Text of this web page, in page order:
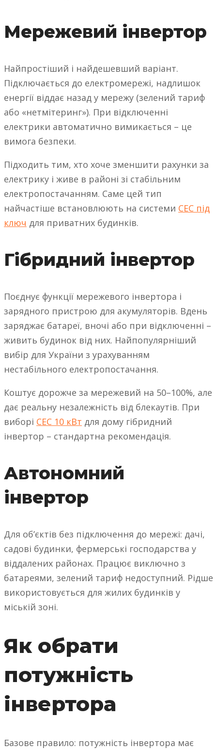
Мережевий інвертор
Найпростіший і найдешевший варіант.
Підключається до електромережі, надлишок
енергії віддає назад у мережу (зелений тариф
або «нетмітеринг»). При відключенні
електрики автоматично вимикається – це
вимога безпеки.
Підходить тим, хто хоче зменшити рахунки за
електрику і живе в районі зі стабільним
електропостачанням. Саме цей тип
найчастіше встановлюють на системи СЕС під
ключ для приватних будинків.
Гібридний інвертор
Поєднує функції мережевого інвертора і
зарядного пристрою для акумуляторів. Вдень
заряджає батареї, вночі або при відключенні –
живить будинок від них. Найпопулярніший
вибір для України з урахуванням
нестабільного електропостачання.
Коштує дорожче за мережевий на 50–100%, але
дає реальну незалежність від блекаутів. При
виборі СЕС 10 кВт для дому гібридний
інвертор – стандартна рекомендація.
Автономний
інвертор
Для об’єктів без підключення до мережі: дачі,
садові будинки, фермерські господарства у
віддалених районах. Працює виключно з
батареями, зелений тариф недоступний. Рідше
використовується для жилих будинків у
міській зоні.
Як обрати
потужність
інвертора
Базове правило: потужність інвертора має